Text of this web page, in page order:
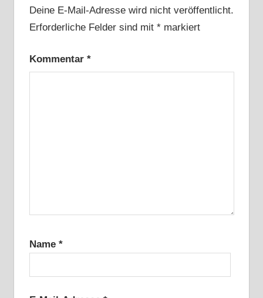
Deine E-Mail-Adresse wird nicht veröffentlicht.
Erforderliche Felder sind mit *markiert
Kommentar *
Name *